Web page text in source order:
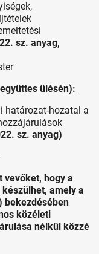
sz. anyag,
együttes ülésén):
határozat-hozatal a
sz. anyag)
vevőket, hogy a
amely a
bekezdésében
közéleti
nélkül közzé